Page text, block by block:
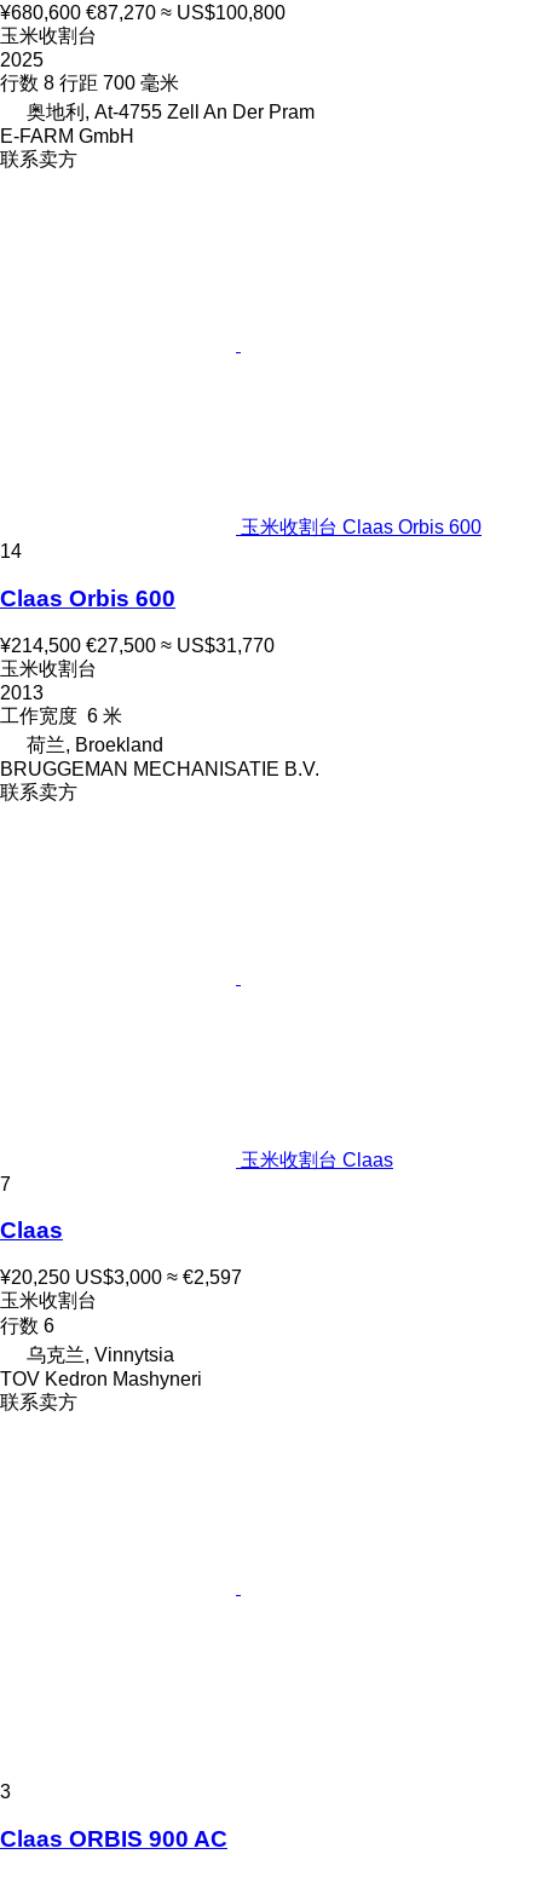
¥680,600 €87,270 ≈ US$100,800
玉米收割台
2025
行数 8 行距 700 毫米
奥地利, At-4755 Zell An Der Pram
E-FARM GmbH
联系卖方
玉米收割台 Claas Orbis 600
14
Claas Orbis 600
¥214,500 €27,500 ≈ US$31,770
玉米收割台
2013
工作宽度 6 米
荷兰, Broekland
BRUGGEMAN MECHANISATIE B.V.
联系卖方
玉米收割台 Claas
7
Claas
¥20,250 US$3,000 ≈ €2,597
玉米收割台
行数 6
乌克兰, Vinnytsia
TOV Kedron Mashyneri
联系卖方
3
Claas ORBIS 900 AC